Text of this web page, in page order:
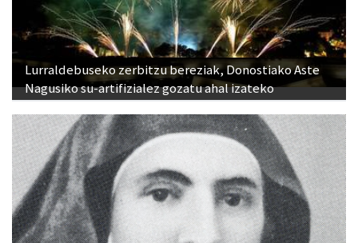
Lurraldebuseko zerbitzu bereziak, Donostiako Aste
Nagusiko su-artifizialez gozatu ahal izateko